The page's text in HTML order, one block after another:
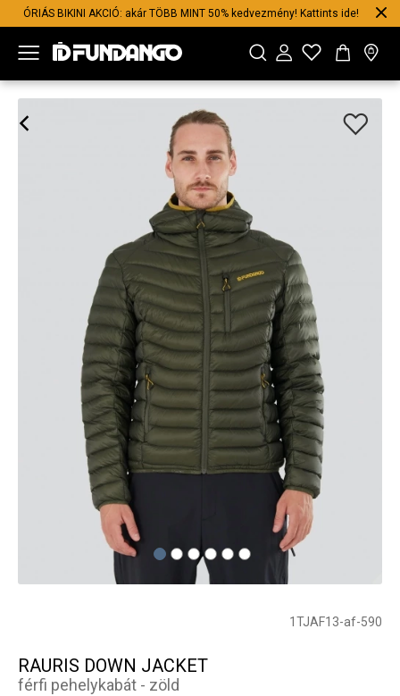
ÓRIÁS BIKINI AKCIÓ: akár TÖBB MINT 50% kedvezmény! Kattints ide!
1TJAF13-af-590
RAURIS DOWN JACKET
férfi pehelykabát - zöld